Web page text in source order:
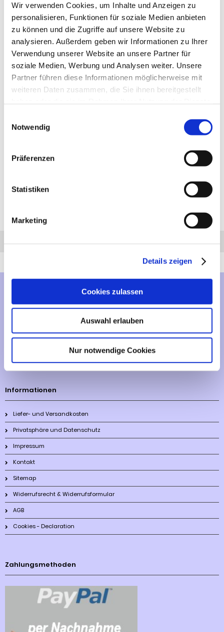
Wir verwenden Cookies, um Inhalte und Anzeigen zu
personalisieren, Funktionen für soziale Medien anbieten
zu können und die Zugriffe auf unsere Website zu
analysieren. Außerdem geben wir Informationen zu Ihrer
Verwendung unserer Website an unsere Partner für
soziale Medien, Werbung und Analysen weiter. Unsere
Partner führen diese Informationen möglicherweise mit
weiteren Daten zusammen, die Sie ihnen bereitgestellt
Notwendig
Präferenzen
Statistiken
Marketing
Details zeigen
Cookies zulassen
Auswahl erlauben
Nur notwendige Cookies
IN DEN WARENKORB
PRODUKTBESCHREIBUNG
Die Vollgarage für den Skoda Superb, 4-T Limousine Bj. 2015-2017
in der Premium Ausführung schützt Ihr Fahrzeug das ganze Jahr
im Herbst, sowie vor Schnee und beugt Frostbildung auf der
Windschutzscheibe bei Minustemperaturen vor. Der Gummigurt
eng anliegende, passgenaue Form. Die Vollgarage ist
wasserabweisend, wie auch auch Hitzereflektierend. Die
122 cm.
Diesen Artikel haben wir am 14.12.2023 in unseren Katalog aufgenommen.
Anfrage Anrufen AHK-Finder
Artikelfinder
Vertrag widerrufen
Informationen
Liefer- und Versandkosten
Privatsphäre und Datenschutz
Impressum
Kontakt
Sitemap
Widerrufsrecht & Widerrufsformular
AGB
Cookies - Declaration
Zahlungsmethoden